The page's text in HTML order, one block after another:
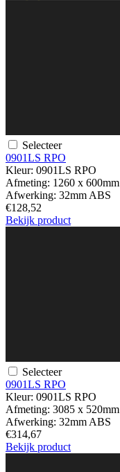
Selecteer
0901LS RPO
Kleur: 0901LS RPO
Afmeting: 1260 x 600mm
Afwerking: 32mm ABS
€128,52
Bekijk product
Selecteer
0901LS RPO
Kleur: 0901LS RPO
Afmeting: 3085 x 520mm
Afwerking: 32mm ABS
€314,67
Bekijk product